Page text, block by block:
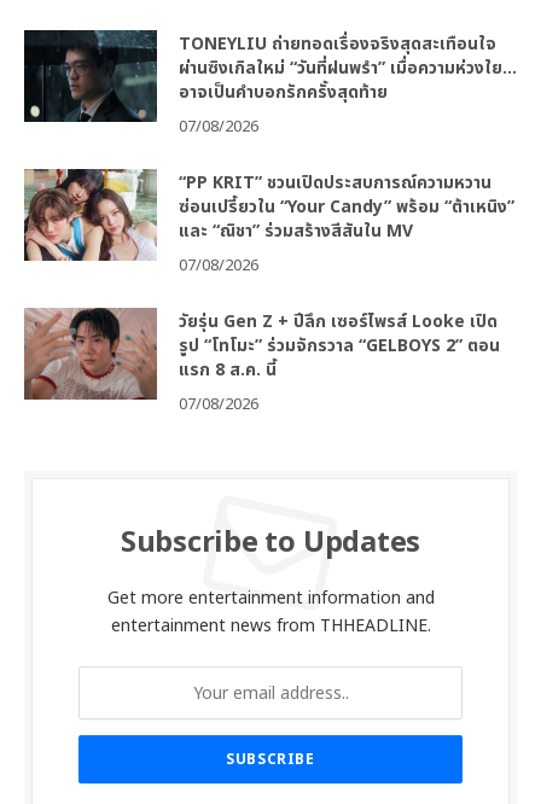
TONEYLIU ถ่ายทอดเรื่องจริงสุดสะเทือนใจ
ผ่านซิงเกิลใหม่ “วันที่ฝนพรำ” เมื่อความห่วงใย…
อาจเป็นคำบอกรักครั้งสุดท้าย
07/08/2026
“PP KRIT” ชวนเปิดประสบการณ์ความหวาน
ซ่อนเปรี้ยวใน “Your Candy” พร้อม “ต้าเหนิง”
และ “ณิชา” ร่วมสร้างสีสันใน MV
07/08/2026
วัยรุ่น Gen Z + ปีลึก เซอร์ไพรส์ Looke เปิด
รูป “โทโมะ” ร่วมจักรวาล “GELBOYS 2” ตอน
แรก 8 ส.ค. นี้
07/08/2026
Subscribe to Updates
Get more entertainment information and
entertainment news from THHEADLINE.